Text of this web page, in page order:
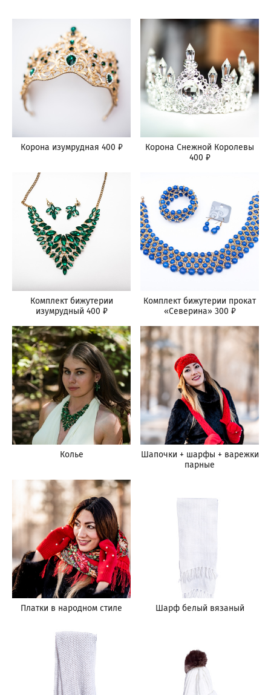
Корона изумрудная 400 ₽
Корона Снежной Королевы
400 ₽
Комплект бижутерии
изумрудный 400 ₽
Комплект бижутерии прокат
«Северина» 300 ₽
Колье
Шапочки + шарфы + варежки
парные
Платки в народном стиле Шарф белый вязаный